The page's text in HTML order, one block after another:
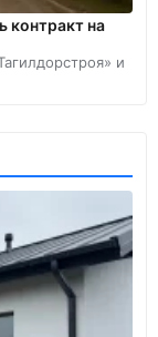
контракт на
и